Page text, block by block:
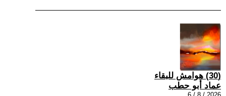
(30) هوامش للبقاء
عماد أبو حطب